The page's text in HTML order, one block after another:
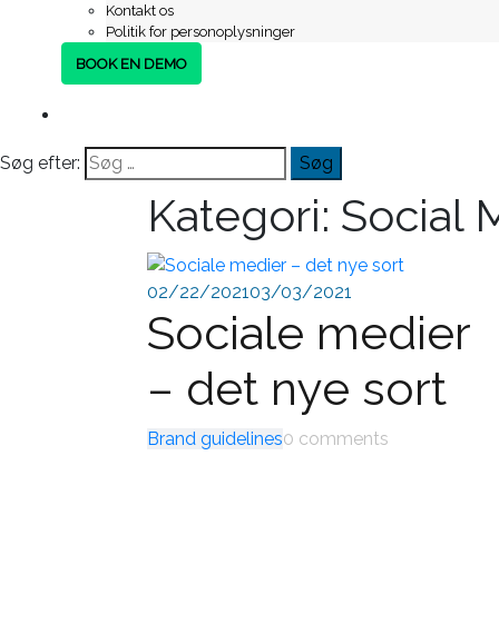
Kontakt os
Politik for personoplysninger
BOOK EN DEMO
Søg efter:
Kategori: Social
02/22/202103/03/2021
Sociale medier
– det nye sort
Brand guidelines0 comments